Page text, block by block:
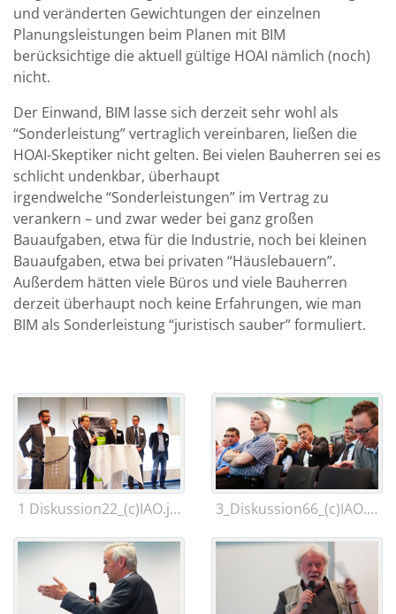
und veränderten Gewichtungen der einzelnen
Planungsleistungen beim Planen mit BIM
berücksichtige die aktuell gültige HOAI nämlich (noch)
nicht.
Der Einwand, BIM lasse sich derzeit sehr wohl als
“Sonderleistung” vertraglich vereinbaren, ließen die
HOAI-Skeptiker nicht gelten. Bei vielen Bauherren sei es
schlicht undenkbar, überhaupt
irgendwelche “Sonderleistungen” im Vertrag zu
verankern – und zwar weder bei ganz großen
Bauaufgaben, etwa für die Industrie, noch bei kleinen
Bauaufgaben, etwa bei privaten “Häuslebauern”.
Außerdem hätten viele Büros und viele Bauherren
derzeit überhaupt noch keine Erfahrungen, wie man
BIM als Sonderleistung “juristisch sauber” formuliert.
1 Diskussion22_(c)IAO.jpg 3_Diskussion66_(c)IAO.jpg